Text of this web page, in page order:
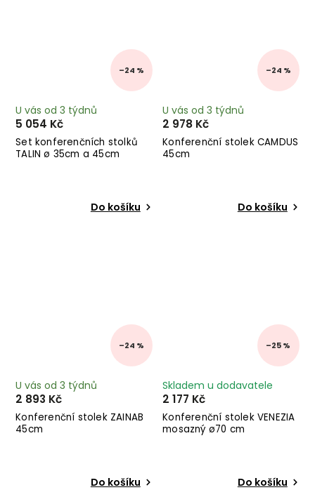
–24 %
Set konferenčních stolků
TALIN ø 35cm a 45cm
U vás od 3 týdnů
5 054 Kč
Do košíku
–24 %
Konferenční stolek CAMDUS
45cm
U vás od 3 týdnů
2 978 Kč
Do košíku
–24 %
Konferenční stolek ZAINAB
45cm
U vás od 3 týdnů
2 893 Kč
Do košíku
–25 %
Konferenční stolek VENEZIA
mosazný ø70 cm
Skladem u dodavatele
2 177 Kč
Do košíku